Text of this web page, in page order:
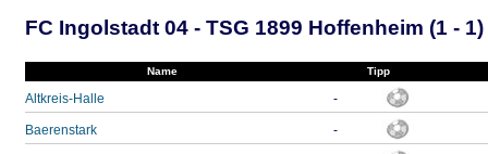
FC Ingolstadt 04 - TSG 1899 Hoffenheim (1 - 1)
Name Tipp
Altkreis-Halle -
Baerenstark -